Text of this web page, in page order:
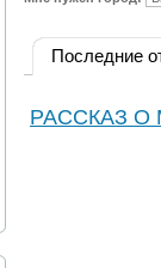
Последние
РАССКАЗ